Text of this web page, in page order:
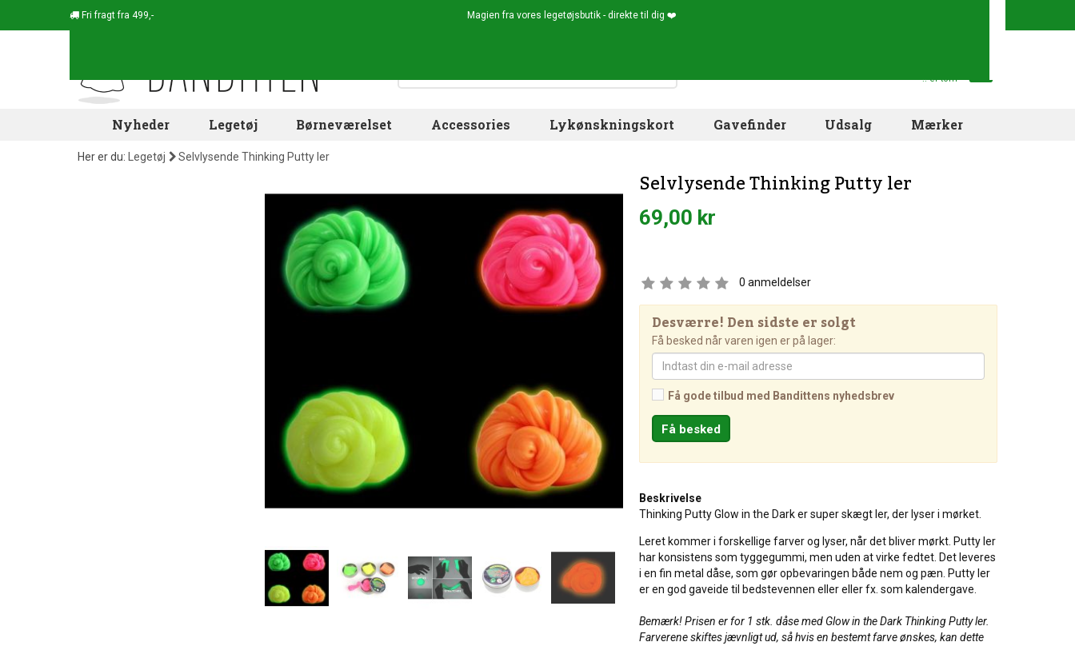
Fri fragt fra 499,- Magien fra vores legetøjsbutik - direkte til dig ❤️
.. er tom
Nyheder Legetøj Børneværelset Accessories Lykønskningskort Gavefinder Udsalg Mærker
Her er du: Legetøj Selvlysende Thinking Putty ler
Selvlysende Thinking Putty ler
69,00 kr
0 anmeldelser
Desværre! Den sidste er solgt
Få besked når varen igen er på lager:
Få gode tilbud med Bandittens nyhedsbrev
Beskrivelse
Thinking Putty Glow in the Dark er super skægt ler, der lyser i mørket.
Leret kommer i forskellige farver og lyser, når det bliver mørkt. Putty ler
har konsistens som tyggegummi, men uden at virke fedtet. Det leveres
i en fin metal dåse, som gør opbevaringen både nem og pæn. Putty ler
er en god gaveide til bedstevennen eller eller fx. som kalendergave.
Bemærk! Prisen er for 1 stk. dåse med Glow in the Dark Thinking Putty ler.
Farverene skiftes jævnligt ud, så hvis en bestemt farve ønskes, kan dette